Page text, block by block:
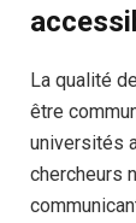
La qualité
être
universités
chercheurs